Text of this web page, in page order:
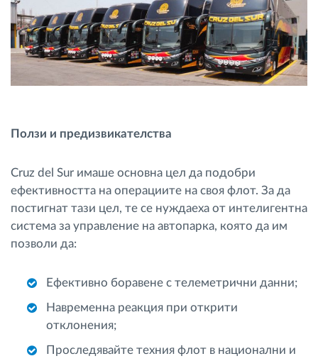
Ползи и предизвикателства
Cruz del Sur имаше основна цел да подобри
ефективността на операциите на своя флот. За да
постигнат тази цел, те се нуждаеха от интелигентна
система за управление на автопарка, която да им
позволи да:
Ефективно боравене с телеметрични данни;
Навременна реакция при открити
отклонения;
Проследявайте техния флот в национални и